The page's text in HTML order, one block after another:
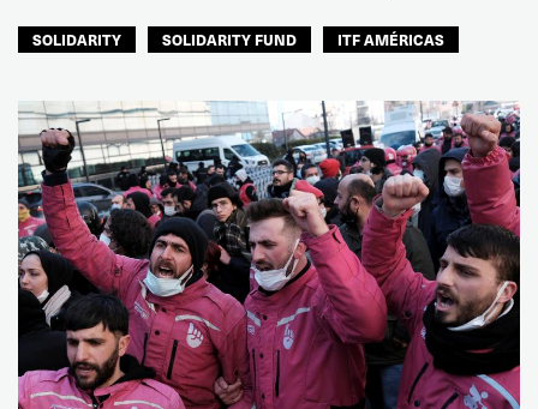
SOLIDARITY SOLIDARITY FUND ITF AMÉRICAS